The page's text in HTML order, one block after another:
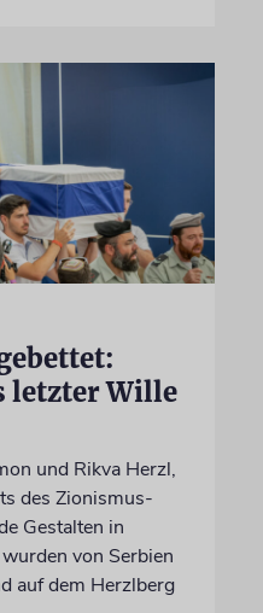
letzter Wille
und Rikva Herzl,
des Zionismus-
Gestalten in
von Serbien
auf dem Herzlberg